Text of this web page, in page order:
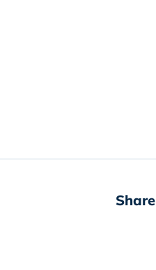
Share